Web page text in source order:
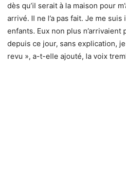
dès qu’il serait à la maison pour
arrivé. Il ne l’a pas fait. Je me suis
enfants. Eux non plus n’arrivaient
depuis ce jour, sans explication,
revu », a-t-elle ajouté, la voix